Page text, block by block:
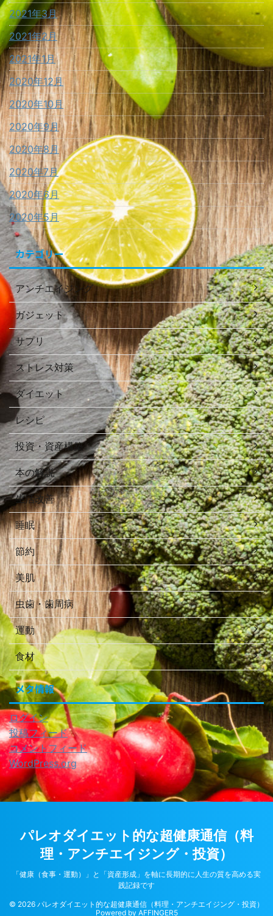
2021年3月
2021年2月
2021年1月
2020年12月
2020年10月
2020年9月
2020年8月
2020年7月
2020年6月
2020年5月
カテゴリー
アンチエイジング
ガジェット
サプリ
ストレス対策
ダイエット
レシピ
投資・資産構築
本の解説
生活改善
睡眠
節約
美肌
虫歯・歯周病
運動
食材
メタ情報
ログイン
投稿フィード
コメントフィード
WordPress.org
パレオダイエット的な超健康通信（料
理・アンチエイジング・投資）
「健康（食事・運動）」と「資産形成」を軸に長期的に人生の質を高める実
践記録です
© 2026 パレオダイエット的な超健康通信（料理・アンチエイジング・投資）
Powered by AFFINGER5